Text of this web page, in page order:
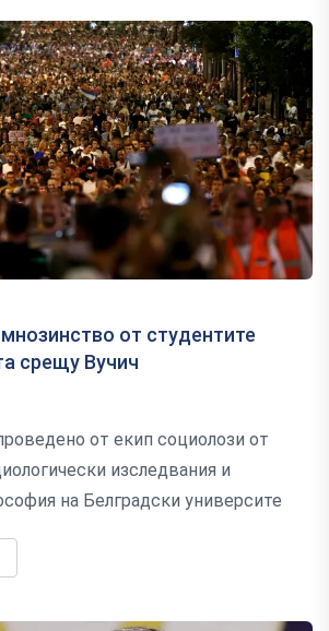
от студентите
срещу Вучич
от екип социолози от
изследвания и
на Белградски университе